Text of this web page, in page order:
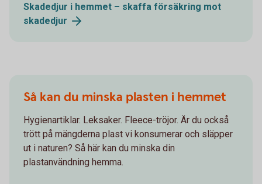
Skadedjur i hemmet – skaffa försäkring mot
skadedjur
Så kan du minska plasten i hemmet
Hygienartiklar. Leksaker. Fleece-tröjor. Är du också
trött på mängderna plast vi konsumerar och släpper
ut i naturen? Så här kan du minska din
plastanvändning hemma.